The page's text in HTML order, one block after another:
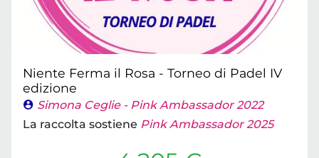
Niente Ferma il Rosa - Torneo di Padel IV
edizione
Simona Ceglie - Pink Ambassador 2022
La raccolta sostiene Pink Ambassador 2025